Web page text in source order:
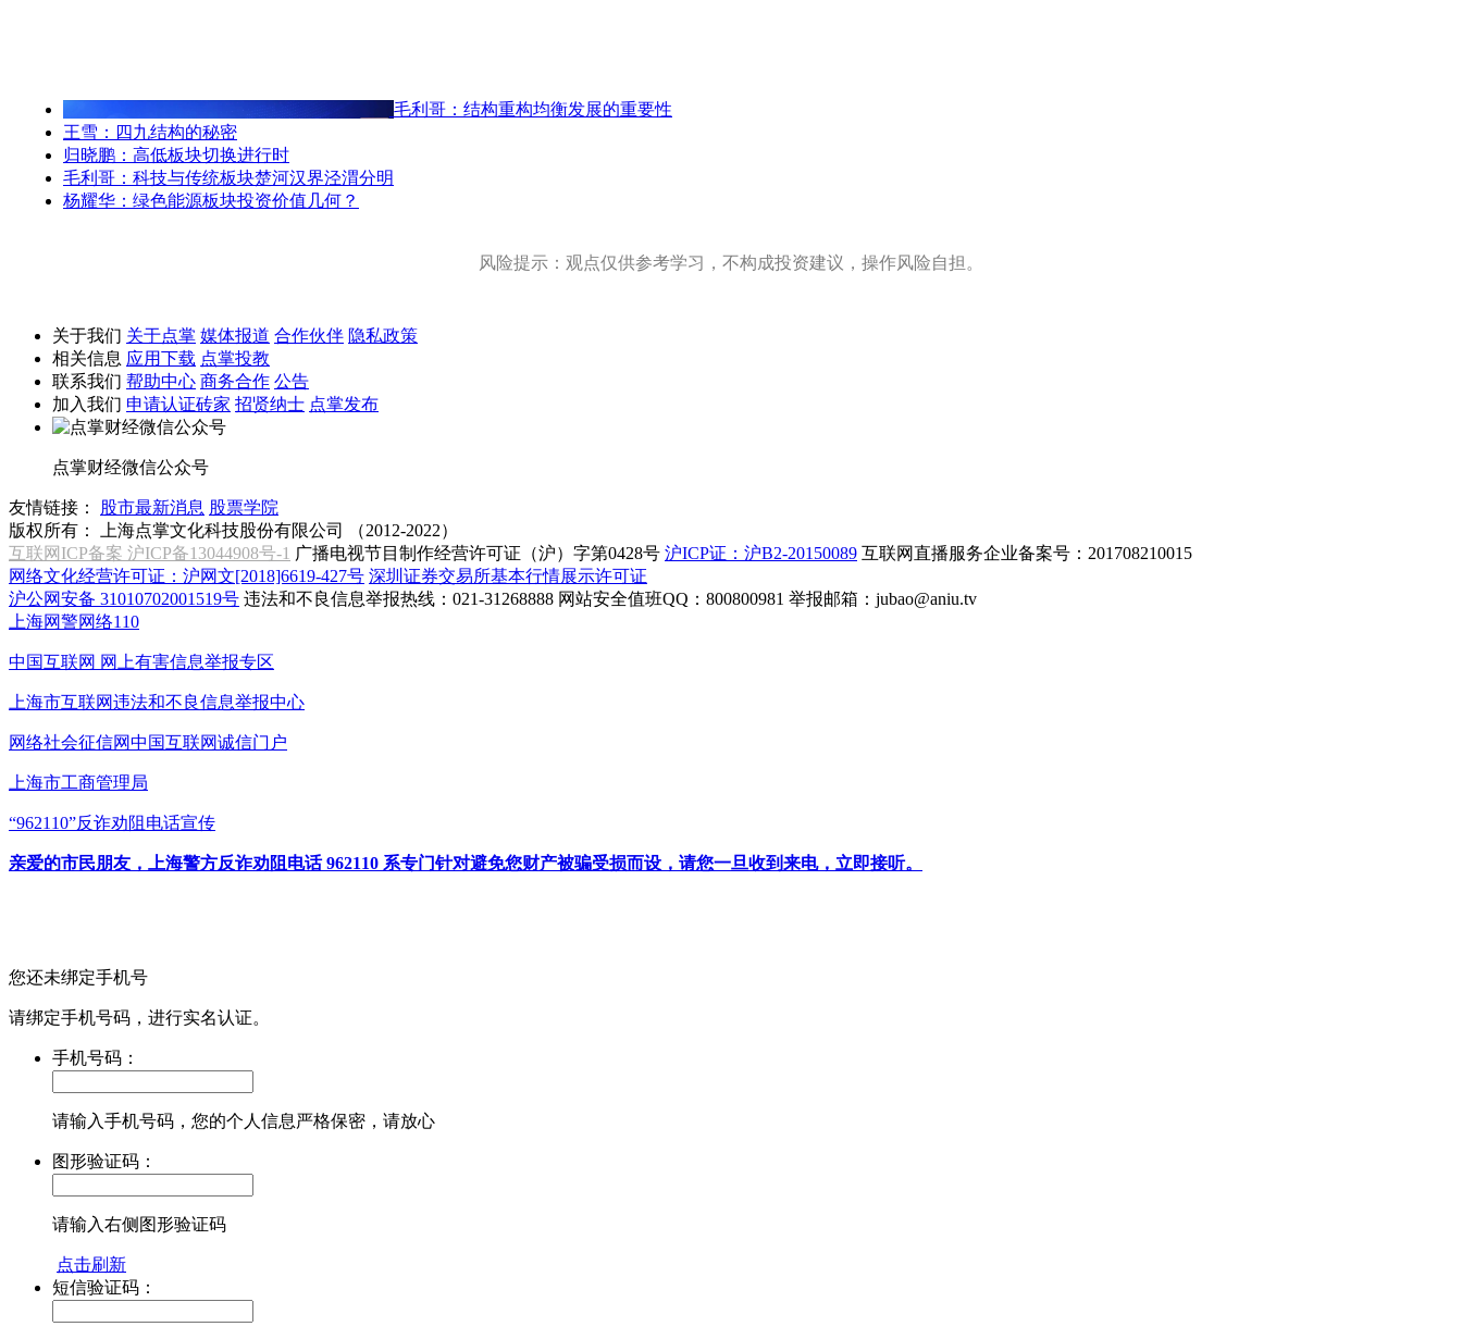
毛利哥：结构重构均衡发展的重要性
王雪：四九结构的秘密
归晓鹏：高低板块切换进行时
毛利哥：科技与传统板块楚河汉界泾渭分明
杨耀华：绿色能源板块投资价值几何？
风险提示：观点仅供参考学习，不构成投资建议，操作风险自担。
关于我们 关于点掌 媒体报道 合作伙伴 隐私政策
相关信息 应用下载 点掌投教
联系我们 帮助中心 商务合作 公告
加入我们 申请认证砖家 招贤纳士 点掌发布
点掌财经微信公众号
友情链接： 股市最新消息 股票学院
版权所有：
上海点掌文化科技股份有限公司 （2012-2022）
互联网ICP备案 沪ICP备13044908号-1 广播电视节目制作经营许可证（沪）字第0428号 沪ICP证：沪B2-20150089 互联网直播服务企业备案号：201708210015
网络文化经营许可证：沪网文[2018]6619-427号 深圳证券交易所基本行情展示许可证
沪公网安备 31010702001519号 违法和不良信息举报热线：021-31268888 网站安全值班QQ：800800981 举报邮箱： jubao@aniu.tv
上海网警网络110
中国互联网 网上有害信息举报专区
上海市互联网违法和不良信息举报中心
网络社会征信网中国互联网诚信门户
上海市工商管理局
“962110”反诈劝阻电话宣传
亲爱的市民朋友，上海警方反诈劝阻电话 962110 系专门针对避免您财产被骗受损而设，请您一旦收到来电，立即接听。
您还未绑定手机号
请绑定手机号码，进行实名认证。
手机号码：
请输入手机号码，您的个人信息严格保密，请放心
图形验证码：
请输入右侧图形验证码
点击刷新
短信验证码：